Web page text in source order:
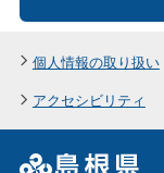
個人情報の取り扱い
アクセシビリティ